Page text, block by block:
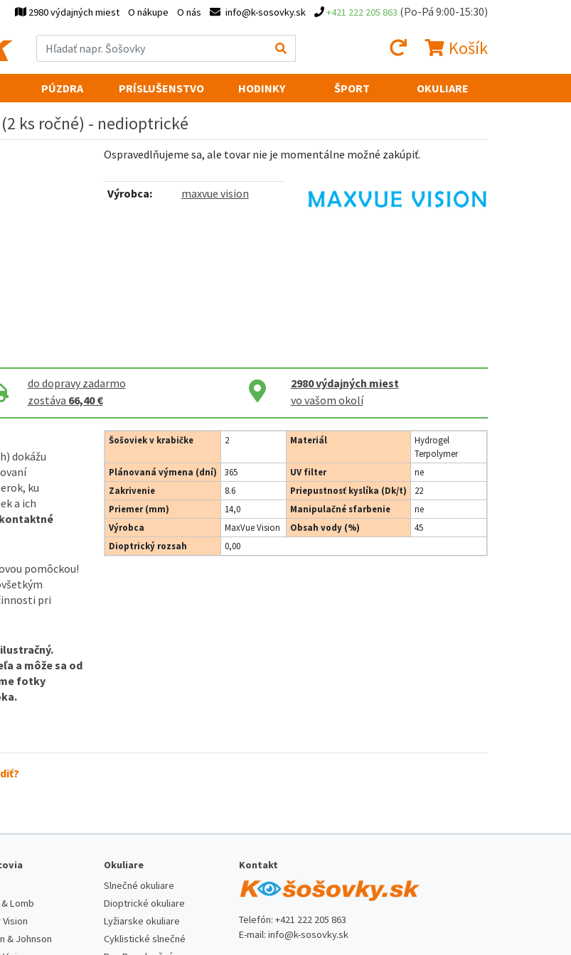
2980 výdajných miest O nákupe O nás info@k-sosovky.sk +421 222 205 863 (Po-Pá 9:00-15:30)
Košík
PÚZDRA PRÍSLUŠENSTVO HODINKY ŠPORT OKULIARE
ks ročné) - nedioptrické
Ospravedlňujeme sa, ale tovar nie je momentálne možné zakúpiť.
Výrobca: maxvue vision
do dopravy zadarmo
zostáva 66,40 €
2980výdajných miest
vo vašom okolí
dokážu
ku
a ich
pomôckou!
pri
a môže sa od
fotky
Šošoviek v krabičke 2 Materiál
Hydrogel
Terpolymer
Plánovaná výmena (dní)
365 UV filter
ne
Zakrivenie
8.6 Priepustnosť kyslíka (Dk/t)
22
Priemer (mm)
14,0 Manipulačné sfarbenie
ne
Výrobca
MaxVue Vision Obsah vody (%)
45
Dioptrický rozsah
0,00
Lomb
& Johnson
Okuliare
Slnečné okuliare
Dioptrické okuliare
Lyžiarske okuliare
Cyklistické slnečné
Kontakt
Telefón: +421 222 205 863
E-mail: info@k-sosovky.sk